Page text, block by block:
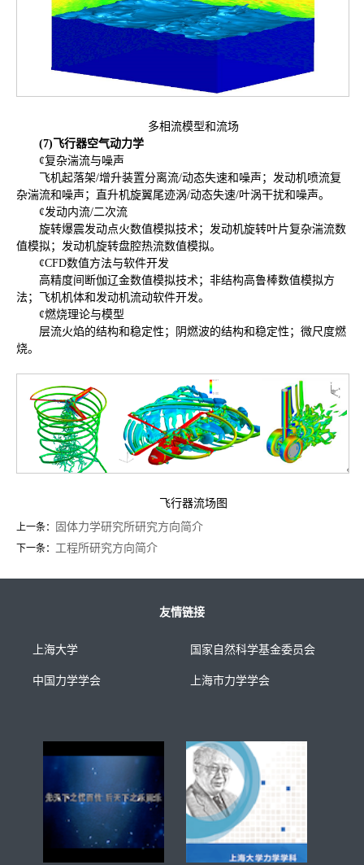
多相流模型和流场
(7) 飞行器空气动力学
¢复杂湍流与噪声
飞机起落架/增升装置分离流/动态失速和噪声；发动机喷流复
杂湍流和噪声；直升机旋翼尾迹涡/动态失速/叶涡干扰和噪声。
¢发动内流/二次流
旋转爆震发动点火数值模拟技术；发动机旋转叶片复杂湍流数
值模拟；发动机旋转盘腔热流数值模拟。
¢CFD数值方法与软件开发
高精度间断伽辽金数值模拟技术；非结构高鲁棒数值模拟方
法；飞机机体和发动机流动软件开发。
¢燃烧理论与模型
层流火焰的结构和稳定性；阴燃波的结构和稳定性；微尺度燃
烧。
飞行器流场图
上一条： 固体力学研究所研究方向简介
下一条： 工程所研究方向简介
友情链接
上海大学 国家自然科学基金委员会
中国力学学会 上海市力学学会